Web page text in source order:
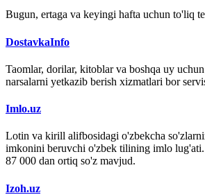
Bugun, ertaga va keyingi hafta uchun to'liq
DostavkaInfo
Taomlar, dorilar, kitoblar va boshqa uy
narsalarni yetkazib berish xizmatlari bor
Imlo.uz
Lotin va kirill alifbosidagi o'zbekcha
imkonini beruvchi o'zbek tilining imlo
87 000 dan ortiq so'z mavjud.
Izoh.uz